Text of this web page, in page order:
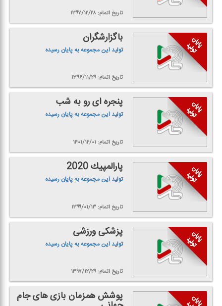
تاریخ اتمام: ۱۳۹۷/۱۲/۲۸
باگزارشگران
تولید این مجموعه به پایان رسیده
تاریخ اتمام: ۱۳۹۶/۱۱/۲۹
پنجره ای رو به شب
تولید این مجموعه به پایان رسیده
تاریخ اتمام: ۱۴۰۱/۱۲/۰۱
پارالمپیك 2020
تولید این مجموعه به پایان رسیده
تاریخ اتمام: ۱۳۹۹/۰۱/۱۳
پزشكی ورزشی
تولید این مجموعه به پایان رسیده
تاریخ اتمام: ۱۳۹۷/۱۲/۲۹
پوشش همزمان بازی های جام